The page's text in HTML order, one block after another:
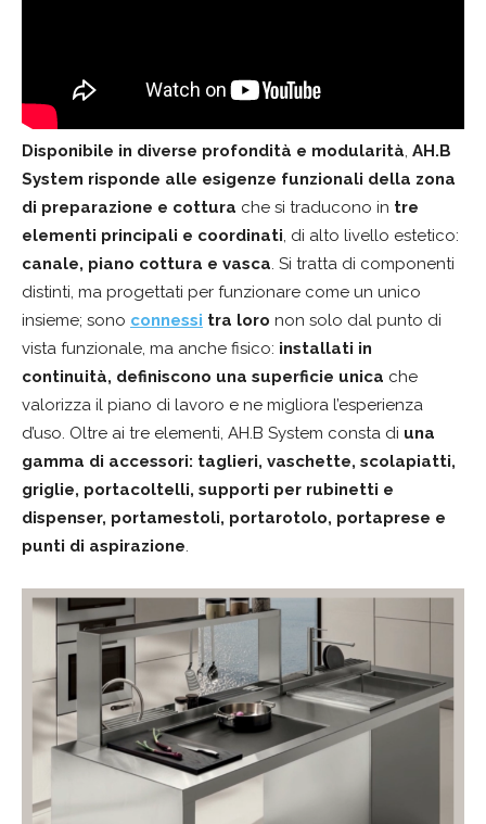
Disponibile in diverse profondità e modularità, AH.B
System risponde alle esigenze funzionali della zona
di preparazione e cottura che si traducono in tre
elementi principali e coordinati, di alto livello estetico:
canale, piano cottura e vasca. Si tratta di componenti
distinti, ma progettati per funzionare come un unico
insieme; sono connessi tra loro non solo dal punto di
vista funzionale, ma anche fisico: installati in
continuità, definiscono una superficie unica che
valorizza il piano di lavoro e ne migliora l’esperienza
d’uso. Oltre ai tre elementi, AH.B System consta di una
gamma di accessori: taglieri, vaschette, scolapiatti,
griglie, portacoltelli, supporti per rubinetti e
dispenser, portamestoli, portarotolo, portaprese e
punti di aspirazione.